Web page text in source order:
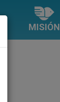
MISIÓN